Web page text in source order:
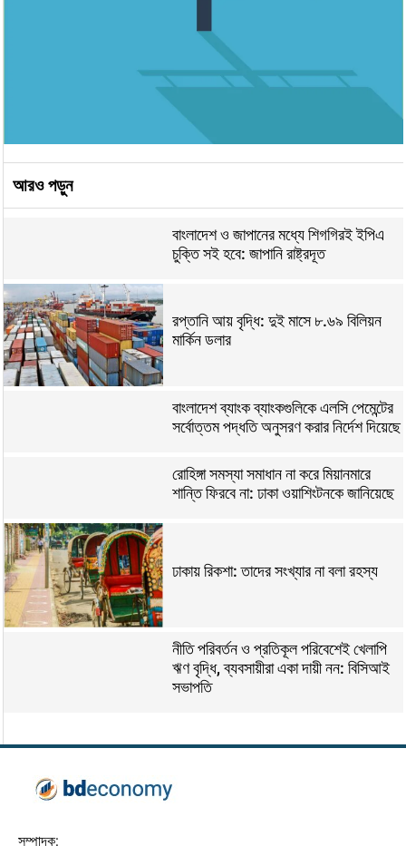
আরও পড়ুন
বাংলাদেশ ও জাপানের মধ্যে শিগগিরই ইপিএ
চুক্তি সই হবে: জাপানি রাষ্ট্রদূত
রপ্তানি আয় বৃদ্ধি: দুই মাসে ৮.৬৯ বিলিয়ন
মার্কিন ডলার
বাংলাদেশ ব্যাংক ব্যাংকগুলিকে এলসি পেমেন্টের
সর্বোত্তম পদ্ধতি অনুসরণ করার নির্দেশ দিয়েছে
রোহিঙ্গা সমস্যা সমাধান না করে মিয়ানমারে
শান্তি ফিরবে না: ঢাকা ওয়াশিংটনকে জানিয়েছে
ঢাকায় রিকশা: তাদের সংখ্যার না বলা রহস্য
নীতি পরিবর্তন ও প্রতিকূল পরিবেশেই খেলাপি
ঋণ বৃদ্ধি, ব্যবসায়ীরা একা দায়ী নন: বিসিআই
সভাপতি
সম্পাদক: